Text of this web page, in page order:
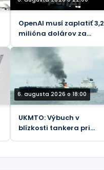
OpenAI musí zaplatiť 3,2
milióna dolárov za
pracovníkov
6. augusta 2026 o 18:00
UKMTO: Výbuch v
blízkosti tankera pri